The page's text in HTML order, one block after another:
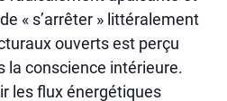
« s’arrêter » littéralement
ouverts est perçu
la conscience intérieure.
les flux énergétiques